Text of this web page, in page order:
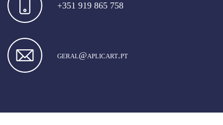
+351 919 865 758
geral@aplicart.pt